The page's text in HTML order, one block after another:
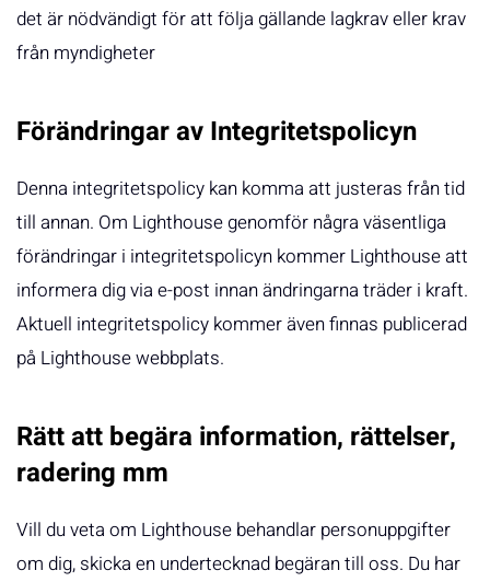
det är nödvändigt för att följa gällande lagkrav eller krav
från myndigheter
Förändringar av Integritetspolicyn
Denna integritetspolicy kan komma att justeras från tid
till annan. Om Lighthouse genomför några väsentliga
förändringar i integritetspolicyn kommer Lighthouse att
informera dig via e-post innan ändringarna träder i kraft.
Aktuell integritetspolicy kommer även finnas publicerad
på Lighthouse webbplats.
Rätt att begära information, rättelser,
radering mm
Vill du veta om Lighthouse behandlar personuppgifter
om dig, skicka en undertecknad begäran till oss. Du har